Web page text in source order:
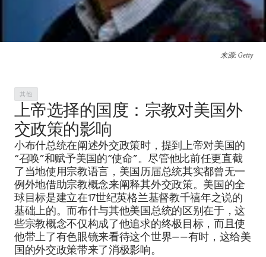
来源: Getty
其他
上帝选择的国度：宗教对美国外
交政策的影响
小布什总统在阐述外交政策时，提到上帝对美国的
“召唤”和赋予美国的“使命”。尽管他比前任更直截
了当地使用宗教语言，美国历届总统其实都曾无一
例外地借助宗教概念来阐释其外交政策。美国的全
球目标是建立在17世纪英格兰基督教千禧年之说的
基础上的。而布什与其他美国总统的区别在于，这
些宗教概念不仅构成了他追求的终极目标，而且使
他带上了有色眼镜来看待这个世界——有时，这给美
国的外交政策带来了消极影响。